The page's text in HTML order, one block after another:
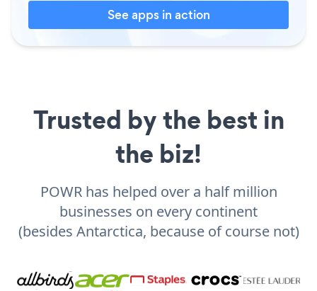
See apps in action
Trusted by the best in
the biz!
POWR has helped over a half million
businesses on every continent
(besides Antarctica, because of course not)